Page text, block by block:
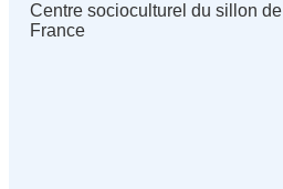
Centre socioculturel du sillon
France